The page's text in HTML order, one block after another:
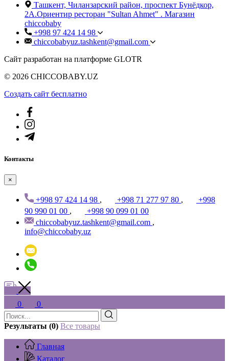
Ташкент, Чиланзарский район, проспект Бунёдкор,
2А.Ориентир ресторан "Sultan Ahmet" . Магазин
chiccobaby
+998 97 424 14 98
chiccobabyuz.tashkent@gmail.com
Сайт разработан на платформе GLOTR
© 2026 CHICCOBABY.UZ
Создать cайт бесплатно
Контакты
×
+998 97 424 14 98 , +998 71 277 97 80 ,
+998
90 990 01 00 ,
+998 90 099 01 00
chiccobabyuz.tashkent@gmail.com ,
info@chiccobaby.uz
0 0
Результаты (0) Все товары
Главная
Каталог